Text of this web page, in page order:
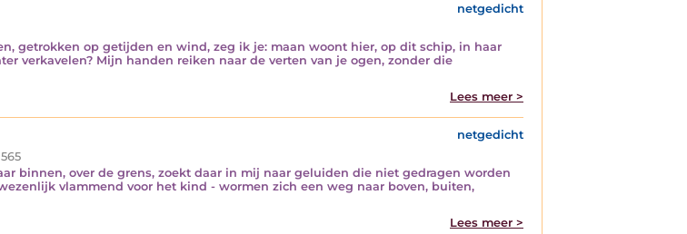
netgedicht
getrokken op getijden en wind, zeg ik je: maan woont hier, op dit schip, in haar
verkavelen? Mijn handen reiken naar de verten van je ogen, zonder die
Lees meer >
netgedicht
binnen, over de grens, zoekt daar in mij naar geluiden die niet gedragen worden
vlammend voor het kind - wormen zich een weg naar boven, buiten,
Lees meer >